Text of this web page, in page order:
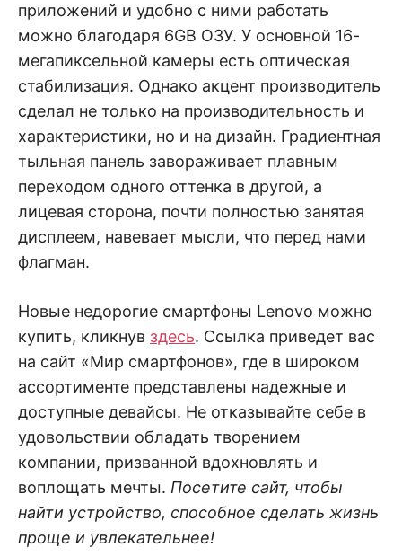
приложений и удобно с ними работать
можно благодаря 6GB ОЗУ. У основной 16-
мегапиксельной камеры есть оптическая
стабилизация. Однако акцент производитель
сделал не только на производительность и
характеристики, но и на дизайн. Градиентная
тыльная панель завораживает плавным
переходом одного оттенка в другой, а
лицевая сторона, почти полностью занятая
дисплеем, навевает мысли, что перед нами
флагман.
Новые недорогие смартфоны Lenovo можно
купить, кликнув здесь. Ссылка приведет вас
на сайт «Мир смартфонов», где в широком
ассортименте представлены надежные и
доступные девайсы. Не отказывайте себе в
удовольствии обладать творением
компании, призванной вдохновлять и
воплощать мечты. Посетите сайт, чтобы
найти устройство, способное сделать жизнь
проще и увлекательнее!